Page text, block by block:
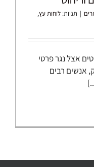
| תגיות: לוחות עץ,
אצל נגר פרטי
אנשים רבים